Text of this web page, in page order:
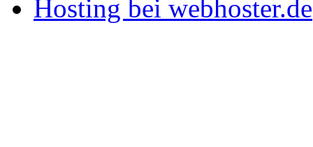
Hosting bei webhoster.de